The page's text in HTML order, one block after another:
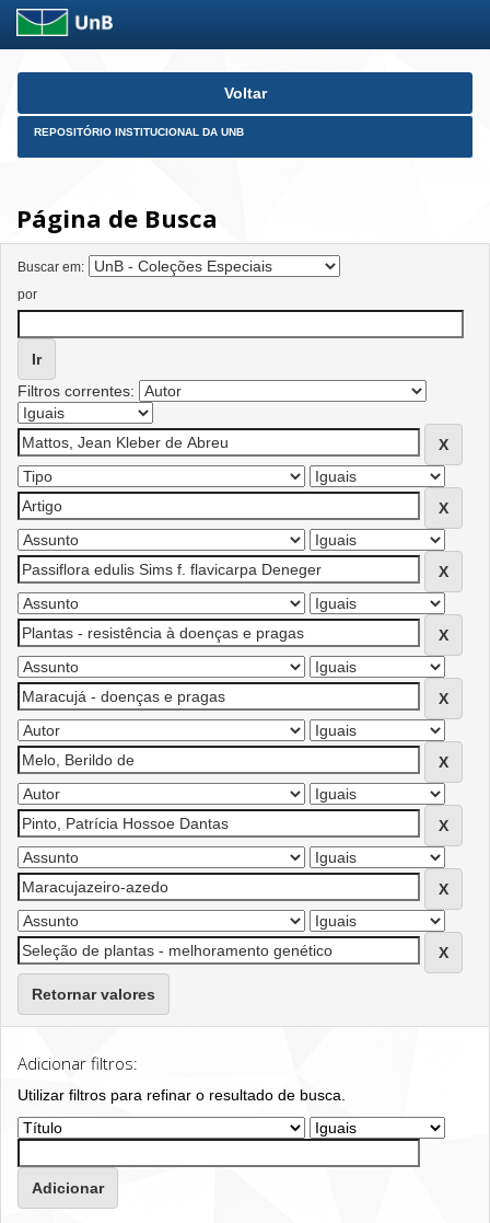
Skip
Voltar
REPOSITÓRIO INSTITUCIONAL DA UNB
Página de Busca
Buscar em:
por
Filtros correntes:
Retornar valores
Adicionar filtros:
Utilizar filtros para refinar o resultado de busca.